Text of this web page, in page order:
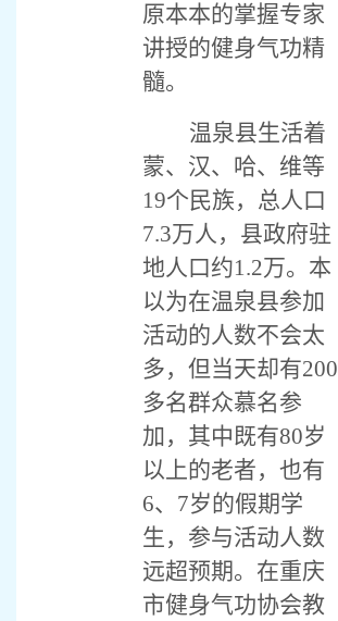
原本本的掌握专家
讲授的健身气功精
髓。
温泉县生活着
蒙、汉、哈、维等
19个民族，总人口
7.3万人，县政府驻
地人口约1.2万。本
以为在温泉县参加
活动的人数不会太
多，但当天却有200
多名群众慕名参
加，其中既有80岁
以上的老者，也有
6、7岁的假期学
生，参与活动人数
远超预期。在重庆
市健身气功协会教